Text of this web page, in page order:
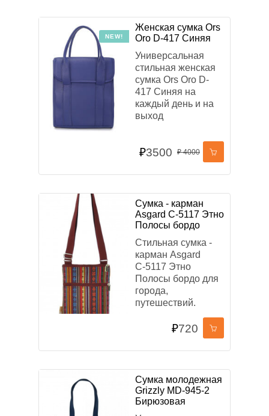
NEW!
Женская сумка Ors
Oro D-417 Синяя
Универсальная
стильная женская
сумка Ors Oro D-
417 Синяя на
каждый день и на
выход
₽3500 ₽ 4000
Сумка - карман
Asgard С-5117 Этно
Полосы бордо
Стильная сумка -
карман Asgard
С-5117 Этно
Полосы бордо для
города,
путешествий.
₽720
Сумка молодежная
Grizzly MD-945-2
Бирюзовая